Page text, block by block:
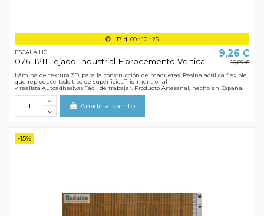
17 d. 09: 10: 24
ESCALA H0
076TI211 Tejado Industrial Fibrocemento Vertical
9,26 €
10,89 €
Lámina de textura 3D, para la construcción de maquetas. Resina acrílica flexible,
que reproduce todo tipo de superficies.Tridimensional
y realista.Autoadhesivas.Fácil de trabajar. Producto Artesanal, hecho en España.
Añadir al carrito
-15%